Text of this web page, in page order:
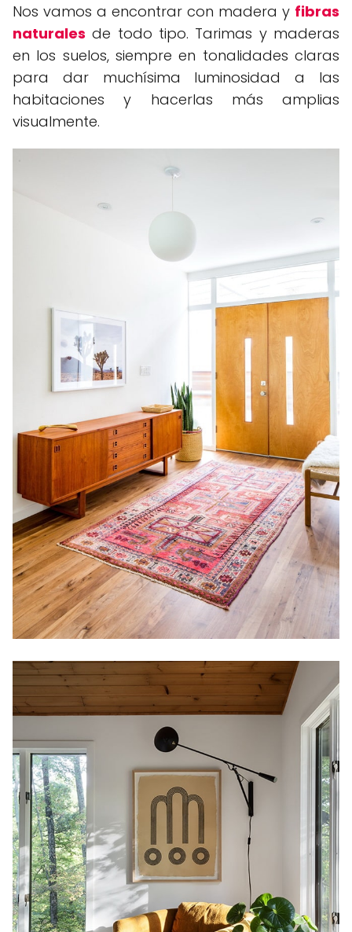
Nos vamos a encontrar con madera y fibras
naturales de todo tipo. Tarimas y maderas
en los suelos, siempre en tonalidades claras
para dar muchísima luminosidad a las
habitaciones y hacerlas más amplias
visualmente.